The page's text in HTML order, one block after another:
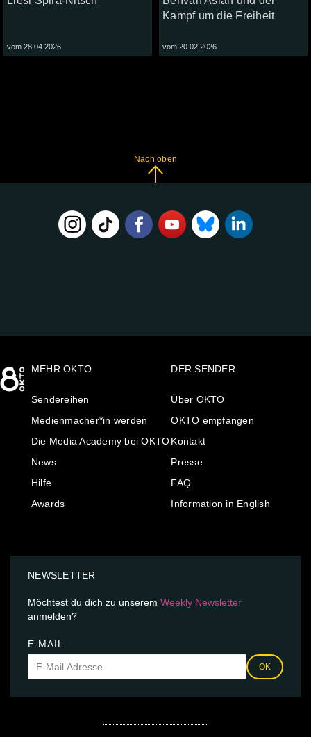
vom 28.04.2026
Kampf um die Freiheit
vom 20.02.2026
Nach oben
MEHR OKTO
Sendereihen
Medienmacher*in werden
Die Media Academy bei OKTO
News
Hilfe
Awards
DER SENDER
Über OKTO
OKTO empfangen
Kontakt
Presse
FAQ
Information in English
NEWSLETTER
Möchtest du dich zu unserem Weekly Newsletter
anmelden?
E-MAIL
OK